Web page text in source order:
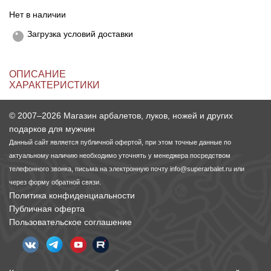
Нет в наличии
Загрузка условий доставки
ОПИСАНИЕ
ХАРАКТЕРИСТИКИ
© 2007–2026 Магазин арбалетов, луков, ножей и других
подарков для мужчин
Данный сайт является публичной офертой, при этом точные данные по
актуальному наличию необходимо уточнять у менеджера посредством
телефонного звонка, письма на электронную почту info@superarbalet.ru или
через форму обратной связи.
Политика конфиденциальности
Публичная оферта
Пользовательское соглашение
Кликеры для лука
Плунжеры для лука